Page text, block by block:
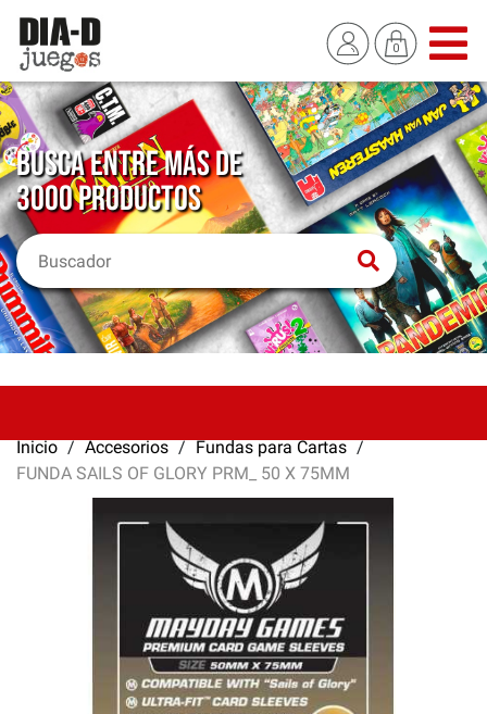
BUSCA ENTRE MÁS DE
3000 PRODUCTOS
Inicio Accesorios
Fundas para Cartas
FUNDA SAILS OF GLORY PRM_ 50 X 75MM